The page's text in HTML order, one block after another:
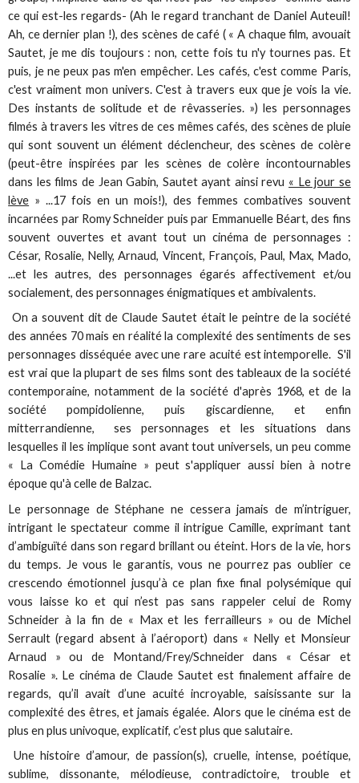
ce qui est-les regards- (Ah le regard tranchant de Daniel Auteuil!
Ah, ce dernier plan !), des scènes de café ( « A chaque film, avouait
Sautet, je me dis toujours : non, cette fois tu n'y tournes pas. Et
puis, je ne peux pas m'en empêcher. Les cafés, c'est comme Paris,
c'est vraiment mon univers. C'est à travers eux que je vois la vie.
Des instants de solitude et de rêvasseries. ») les personnages
filmés à travers les vitres de ces mêmes cafés, des scènes de pluie
qui sont souvent un élément déclencheur, des scènes de colère
(peut-être inspirées par les scènes de colère incontournables
dans les films de Jean Gabin, Sautet ayant ainsi revu « Le jour se
lève » ...17 fois en un mois!), des femmes combatives souvent
incarnées par Romy Schneider puis par Emmanuelle Béart, des fins
souvent ouvertes et avant tout un cinéma de personnages :
César, Rosalie, Nelly, Arnaud, Vincent, François, Paul, Max, Mado,
...et les autres, des personnages égarés affectivement et/ou
socialement, des personnages énigmatiques et ambivalents.
On a souvent dit de Claude Sautet était le peintre de la société
des années 70 mais en réalité la complexité des sentiments de ses
personnages disséquée avec une rare acuité est intemporelle. S'il
est vrai que la plupart de ses films sont des tableaux de la société
contemporaine, notamment de la société d'après 1968, et de la
société pompidolienne, puis giscardienne, et enfin
mitterrandienne, ses personnages et les situations dans
lesquelles il les implique sont avant tout universels, un peu comme
« La Comédie Humaine » peut s'appliquer aussi bien à notre
époque qu'à celle de Balzac.
Le personnage de Stéphane ne cessera jamais de m’intriguer,
intrigant le spectateur comme il intrigue Camille, exprimant tant
d’ambiguïté dans son regard brillant ou éteint. Hors de la vie, hors
du temps. Je vous le garantis, vous ne pourrez pas oublier ce
crescendo émotionnel jusqu’à ce plan fixe final polysémique qui
vous laisse ko et qui n’est pas sans rappeler celui de Romy
Schneider à la fin de « Max et les ferrailleurs » ou de Michel
Serrault (regard absent à l’aéroport) dans « Nelly et Monsieur
Arnaud » ou de Montand/Frey/Schneider dans « César et
Rosalie ». Le cinéma de Claude Sautet est finalement affaire de
regards, qu’il avait d’une acuité incroyable, saisissante sur la
complexité des êtres, et jamais égalée. Alors que le cinéma est de
plus en plus univoque, explicatif, c’est plus que salutaire.
Une histoire d’amour, de passion(s), cruelle, intense, poétique,
sublime, dissonante, mélodieuse, contradictoire, trouble et